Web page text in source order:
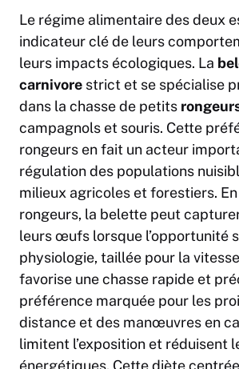
Le régime alimentaire des deux
indicateur clé de leurs
leurs impacts écologiques. La
carnivore strict et se spécialise
dans la chasse de petits
campagnols et souris. Cette
rongeurs en fait un acteur
régulation des populations
milieux agricoles et forestiers.
rongeurs, la belette peut
leurs œufs lorsque l’opportunité
physiologie, taillée pour la
favorise une chasse rapide et
préférence marquée pour les
distance et des manœuvres en
limitent l’exposition et réduisent
énergétiques. Cette diète